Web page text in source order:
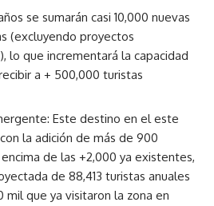
se sumarán casi 10,000 nuevas
(excluyendo proyectos
lo que incrementará la capacidad
a + 500,000 turistas
Este destino en el este
la adición de más de 900
de las +2,000 ya existentes,
de 88,413 turistas anuales
mil que ya visitaron la zona en